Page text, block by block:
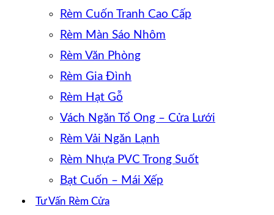
Rèm Cuốn Tranh Cao Cấp
Rèm Màn Sáo Nhôm
Rèm Văn Phòng
Rèm Gia Đình
Rèm Hạt Gỗ
Vách Ngăn Tổ Ong – Cửa Lưới
Rèm Vải Ngăn Lạnh
Rèm Nhựa PVC Trong Suốt
Bạt Cuốn – Mái Xếp
Tư Vấn Rèm Cửa